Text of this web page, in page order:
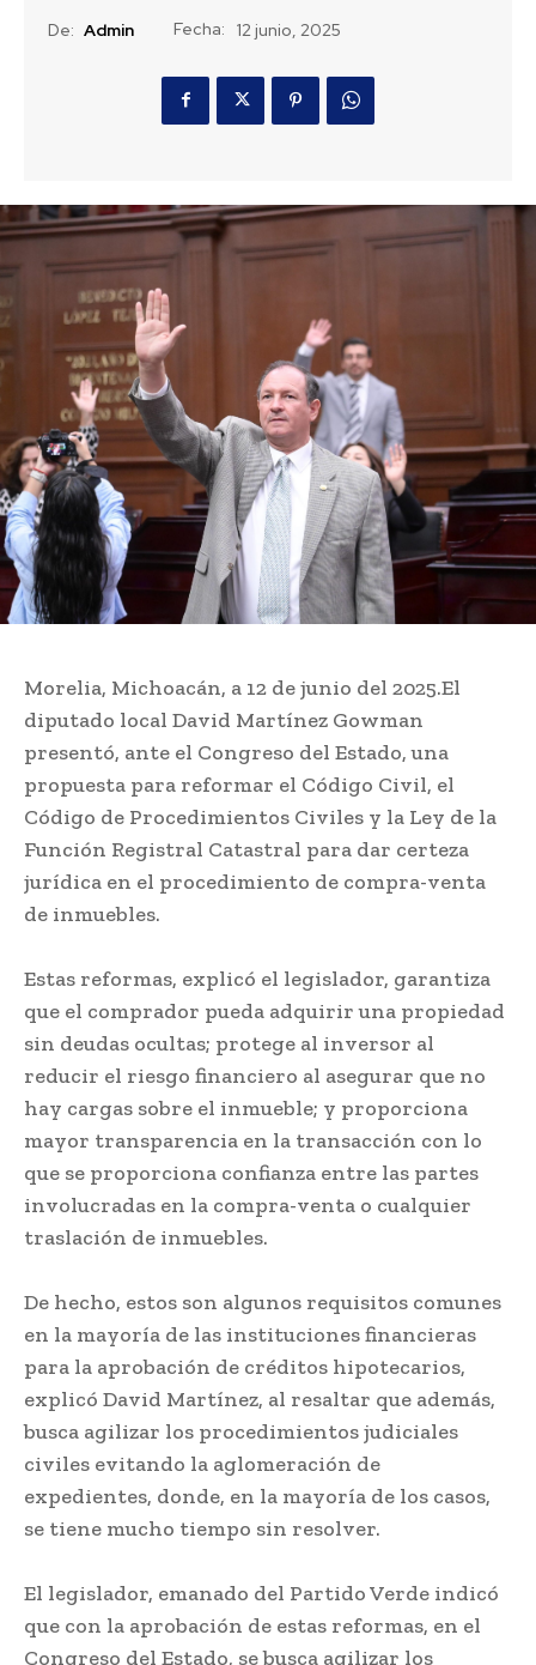
De: Admin Fecha: 12 junio, 2025
Morelia, Michoacán, a 12 de junio del 2025.El
diputado local David Martínez Gowman
presentó, ante el Congreso del Estado, una
propuesta para reformar el Código Civil, el
Código de Procedimientos Civiles y la Ley de la
Función Registral Catastral para dar certeza
jurídica en el procedimiento de compra-venta
de inmuebles.
Estas reformas, explicó el legislador, garantiza
que el comprador pueda adquirir una propiedad
sin deudas ocultas; protege al inversor al
reducir el riesgo financiero al asegurar que no
hay cargas sobre el inmueble; y proporciona
mayor transparencia en la transacción con lo
que se proporciona confianza entre las partes
involucradas en la compra-venta o cualquier
traslación de inmuebles.
De hecho, estos son algunos requisitos comunes
en la mayoría de las instituciones financieras
para la aprobación de créditos hipotecarios,
explicó David Martínez, al resaltar que además,
busca agilizar los procedimientos judiciales
civiles evitando la aglomeración de
expedientes, donde, en la mayoría de los casos,
se tiene mucho tiempo sin resolver.
El legislador, emanado del Partido Verde indicó
que con la aprobación de estas reformas, en el
Congreso del Estado, se busca agilizar los